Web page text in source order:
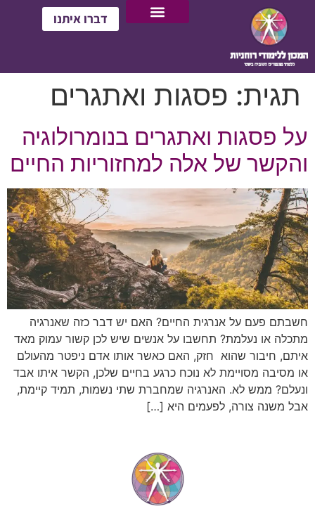
דברו איתנו
תגית: פסגות ואתגרים
על פסגות ואתגרים בנומרולוגיה
והקשר של אלה למחזוריות החיים
חשבתם פעם על אנרגית החיים? האם יש דבר כזה שאנרגיה
מתכלה או נעלמת? תחשבו על אנשים שיש לכן קשור עמוק מאד
איתם, חיבור שהוא חזק, האם כאשר אותו אדם ניפטר מהעולם
או מסיבה מסויימת לא נוכח כרגע בחיים שלכן, הקשר איתו אבד
ונעלם? ממש לא. האנרגיה שמחברת שתי נשמות, תמיד קיימת,
אבל משנה צורה, לפעמים היא […]